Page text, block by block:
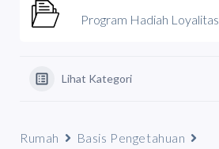
Program Hadiah Loyalitas
Lihat Kategori
Rumah
Basis Pengetahuan